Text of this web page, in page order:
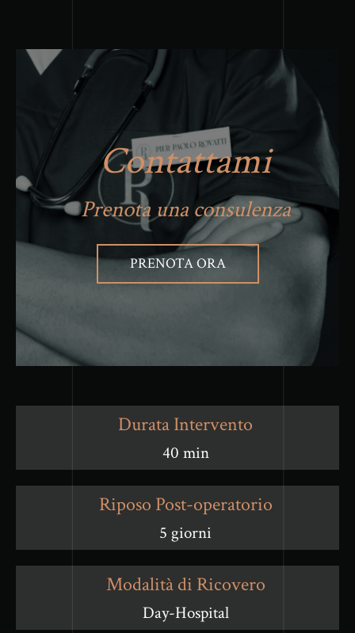
Contattami
Prenota una consulenza
PRENOTA ORA
Durata Intervento
40 min
Riposo Post-operatorio
5 giorni
Modalità di Ricovero
Day-Hospital